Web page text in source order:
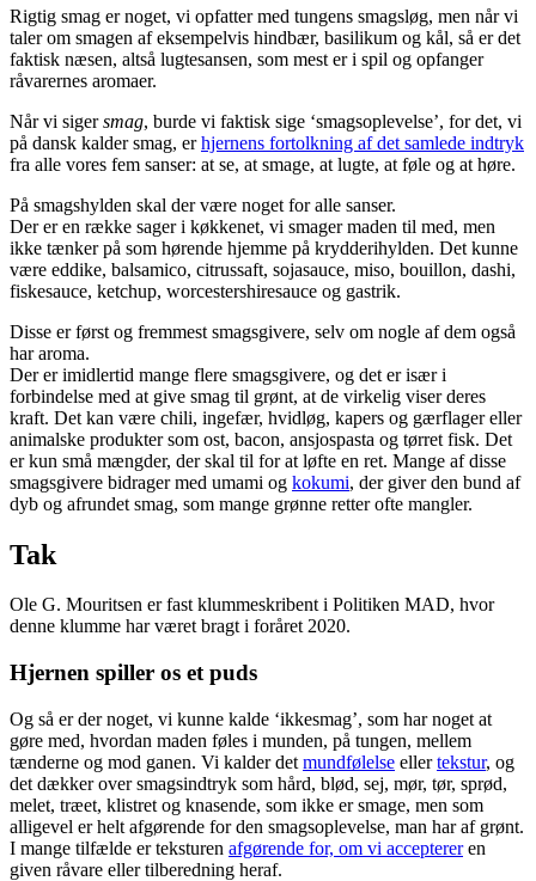
Rigtig smag er noget, vi opfatter med tungens smagsløg, men når vi
taler om smagen af eksempelvis hindbær, basilikum og kål, så er det
faktisk næsen, altså lugtesansen, som mest er i spil og opfanger
råvarernes aromaer.
Når vi sigersmag, burde vi faktisk sige ‘smagsoplevelse’, for det, vi
på dansk kalder smag, erhjernens fortolkning af det samlede indtryk
fra alle vores fem sanser: at se, at smage, at lugte, at føle og at høre.
På smagshylden skal der være noget for alle sanser.
Der er en række sager i køkkenet, vi smager maden til med, men
ikke tænker på som hørende hjemme på krydderihylden. Det kunne
være eddike, balsamico, citrussaft, sojasauce, miso, bouillon, dashi,
fiskesauce, ketchup, worcestershiresauce og gastrik.
Disse er først og fremmest smagsgivere, selv om nogle af dem også
har aroma.
Der er imidlertid mange flere smagsgivere, og det er især i
forbindelse med at give smag til grønt, at de virkelig viser deres
kraft. Det kan være chili, ingefær, hvidløg, kapers og gærflager eller
animalske produkter som ost, bacon, ansjospasta og tørret fisk. Det
er kun små mængder, der skal til for at løfte en ret. Mange af disse
smagsgivere bidrager med umami og kokumi, der giver den bund af
dyb og afrundet smag, som mange grønne retter ofte mangler.
Tak
Ole G. Mouritsen er fast klummeskribent i Politiken MAD, hvor
denne klumme har været bragt i foråret 2020.
Hjernen spiller os et puds
Og så er der noget, vi kunne kalde ‘ikkesmag’, som har noget at
gøre med, hvordan maden føles i munden, på tungen, mellem
tænderne og mod ganen. Vi kalder det mundfølelse ellertekstur, og
det dækker over smagsindtryk som hård, blød, sej, mør, tør, sprød,
melet, træet, klistret og knasende, som ikke er smage, men som
alligevel er helt afgørende for den smagsoplevelse, man har af grønt.
I mange tilfælde er teksturen afgørende for, om vi acceptereren
given råvare eller tilberedning heraf.